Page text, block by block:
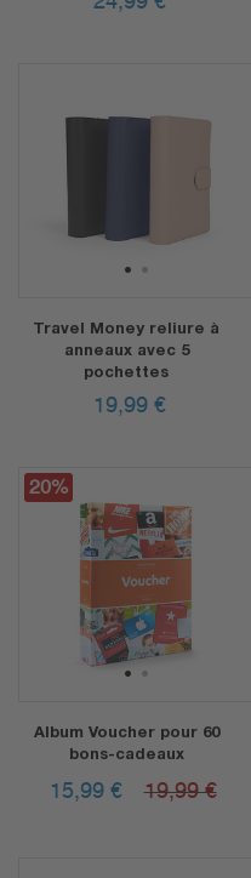
1 2
Travel Money reliure à
anneaux avec 5
pochettes
19,99 €
20%
12
Album Voucher pour 60
bons-cadeaux
15,99 € 19,99 €